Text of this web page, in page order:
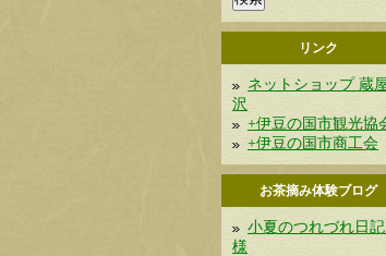
リンク
ネットショップ 蔵
沢
+伊豆の国市観光協
+伊豆の国市商工会
お茶摘み体験ブログ
小夏のつれづれ日
様